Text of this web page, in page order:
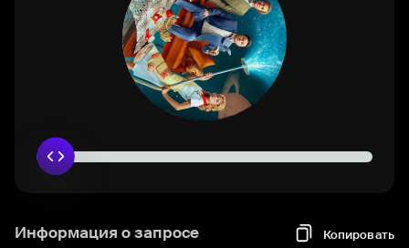
Информация о запросе Копировать